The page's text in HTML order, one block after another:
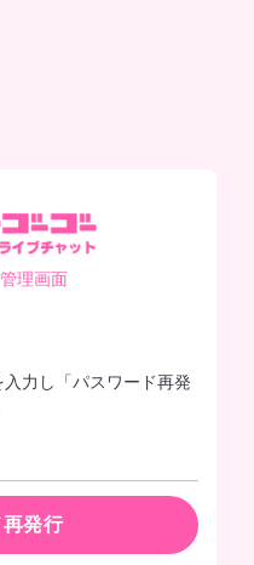
理画面
力し「パスワード再発
発行